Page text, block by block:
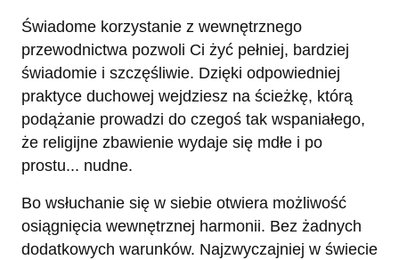
Świadome korzystanie z wewnętrznego
przewodnictwa pozwoli Ci żyć pełniej, bardziej
świadomie i szczęśliwie. Dzięki odpowiedniej
praktyce duchowej wejdziesz na ścieżkę, którą
podążanie prowadzi do czegoś tak wspaniałego,
że religijne zbawienie wydaje się mdłe i po
prostu... nudne.
Bo wsłuchanie się w siebie otwiera możliwość
osiągnięcia wewnętrznej harmonii. Bez żadnych
dodatkowych warunków. Najzwyczajniej w świecie